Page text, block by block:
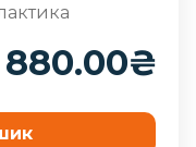
880.00₴